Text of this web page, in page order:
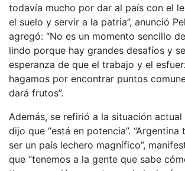
todavía mucho por dar al país con el
el suelo y servir a la patria”, anunció
agregó: “No es un momento sencillo
lindo porque hay grandes desafíos y
esperanza de que el trabajo y el
hagamos por encontrar puntos
dará frutos”.
Además, se refirió a la situación
dijo que “está en potencia”.
ser un país lechero magnífico”,
que “tenemos a la gente que sabe